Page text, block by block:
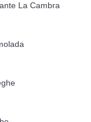
La Cambra